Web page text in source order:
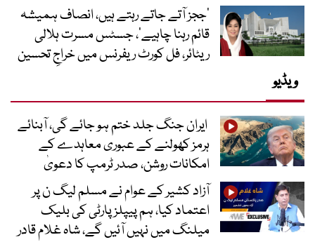
’ججز آتے جاتے رہتے ہیں، انصاف ہمیشہ
قائم رہنا چاہیے‘، جسٹس مسرت ہلالی
ریٹائر، فل کورٹ ریفرنس میں خراجِ تحسین
ویڈیو
ایران جنگ جلد ختم ہو جائے گی، آبنائے
ہرمز کھولنے کے عبوری معاہدے کے
امکانات روشن، صدر ٹرمپ کا دعویٰ
آزاد کشیر کے عوام نے مسلم لیگ ن پر
اعتماد کیا، ہم پیپلز پارٹی کی بلیک
میلنگ میں نہیں آئیں گے، شاہ غلام قادر